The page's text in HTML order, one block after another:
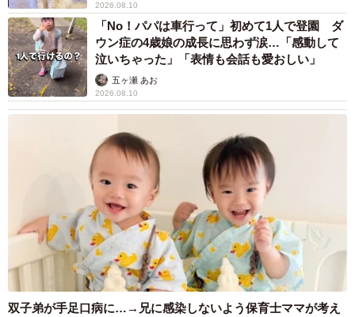
2026.08.10
「No！パパは車行って」初めて1人で登園 ダ
ウン症の4歳娘の成長に思わず涙…「感動して
泣いちゃった」「表情も会話も愛おしい」
五ヶ瀬 あお
2026.08.10
双子弟が手足口病に…→兄に感染しないよう保育士ママが考え